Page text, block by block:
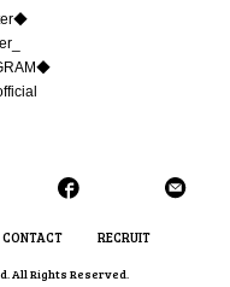
CONTACT RECRUIT
All Rights Reserved.